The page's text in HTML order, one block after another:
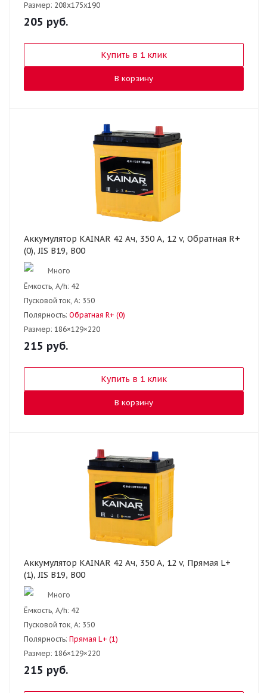
Размер: 208x175x190
205 руб.
Купить в 1 клик
В корзину
Аккумулятор KAINAR 42 Ач, 350 А, 12 v, Обратная R+
(0), JIS B19, B00
Много
Ёмкость, A/h: 42
Пусковой ток, А: 350
Полярность: Обратная R+ (0)
Размер: 186×129×220
215 руб.
Купить в 1 клик
В корзину
Аккумулятор KAINAR 42 Ач, 350 А, 12 v, Прямая L+
(1), JIS B19, B00
Много
Ёмкость, A/h: 42
Пусковой ток, А: 350
Полярность: Прямая L+ (1)
Размер: 186×129×220
215 руб.